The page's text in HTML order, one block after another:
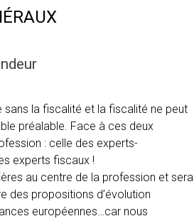
la fiscalité et la fiscalité ne peut
préalable. Face à ces deux
: celle des experts-
experts fiscaux !
au centre de la profession et sera
des propositions d’évolution
européennes…car nous